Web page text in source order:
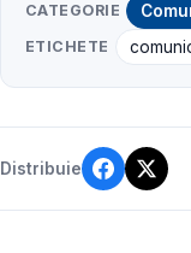
CATEGORIE
ETICHETE
Distribuie